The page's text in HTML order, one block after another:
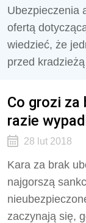
Ubezpieczenia
ofertą
wiedzieć, że
przed
Co grozi za
razie
28 lut 2018
Kara za brak
najgorszą
zaczynają się,